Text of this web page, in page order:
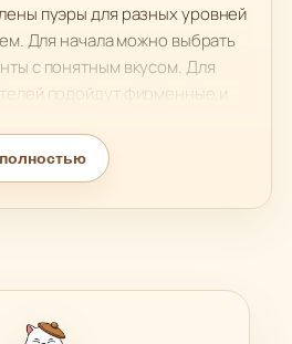
пуэры для разных уровней
Для начала можно выбрать
с понятным вкусом. Для
подойдут фирменные и
чай хорошо подходит для
работы, коллекции и подарков
хороший выбор для тех, кто
полку более плотный и